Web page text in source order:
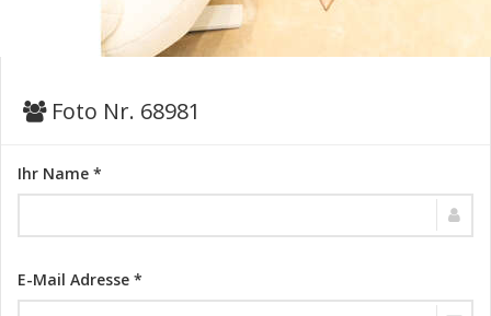
Foto Nr. 68981
Ihr Name *
E-Mail Adresse *